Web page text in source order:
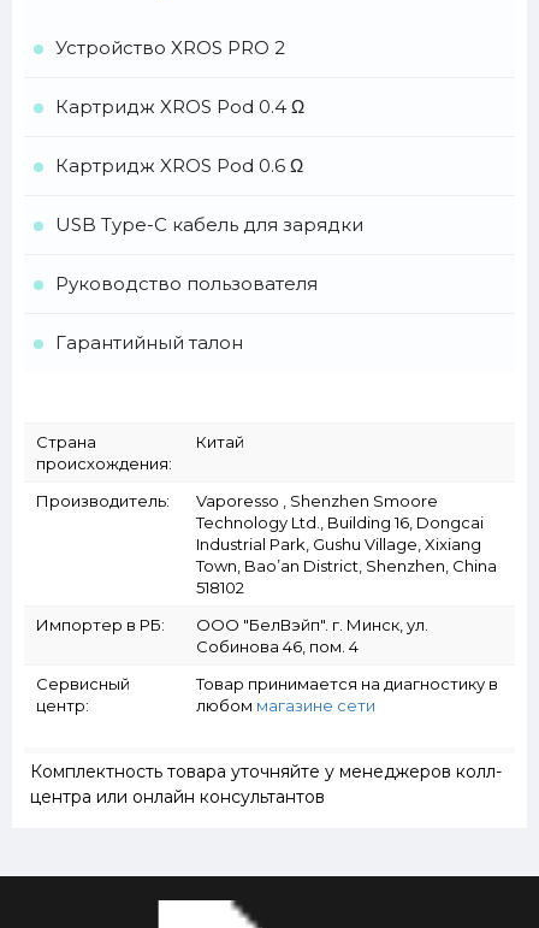
Устройство XROS PRO 2
Картридж XROS Pod 0.4 Ω
Картридж XROS Pod 0.6 Ω
USB Type-C кабель для зарядки
Руководство пользователя
Гарантийный талон
Страна
происхождения:
Китай
Производитель:
Vaporesso , Shenzhen Smoore
Technology Ltd., Building 16, Dongcai
Industrial Park, Gushu Village, Xixiang
Town, Bao’an District, Shenzhen, China
518102
Импортер в РБ:
ООО "БелВэйп". г. Минск, ул.
Собинова 46, пом. 4
Сервисный
центр:
Товар принимается на диагностику в
любом магазине сети
Комплектность товара уточняйте у менеджеров колл-
центра или онлайн консультантов